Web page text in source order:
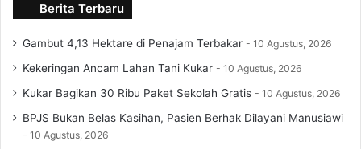
Berita Terbaru
Gambut 4,13 Hektare di Penajam Terbakar 10 Agustus, 2026
Kekeringan Ancam Lahan Tani Kukar 10 Agustus, 2026
Kukar Bagikan 30 Ribu Paket Sekolah Gratis 10 Agustus, 2026
BPJS Bukan Belas Kasihan, Pasien Berhak Dilayani Manusiawi
10 Agustus, 2026